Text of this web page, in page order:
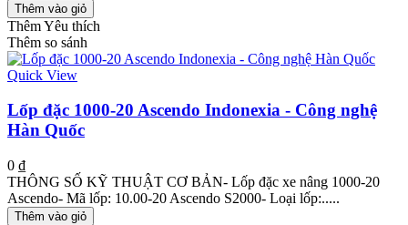
Thêm vào giỏ
Thêm Yêu thích
Thêm so sánh
Quick View
Lốp đặc 1000-20 Ascendo Indonexia - Công nghệ
Hàn Quốc
0 ₫
THÔNG SỐ KỸ THUẬT CƠ BẢN- Lốp đặc xe nâng 1000-20
Ascendo- Mã lốp: 10.00-20 Ascendo S2000- Loại lốp:.....
Thêm vào giỏ